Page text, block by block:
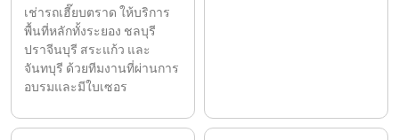
เช่ารถเฮี๊ยบตราด ให้บริการ
พื้นที่หลักทั้งระยอง ชลบุรี
ปราจีนบุรี สระแก้ว และ
จันทบุรี ด้วยทีมงานที่ผ่านการ
อบรมและมีใบเซอร